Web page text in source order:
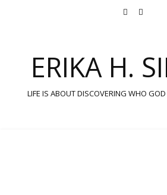
ERIKA H.
LIFE IS ABOUT DISCOVERING WHO